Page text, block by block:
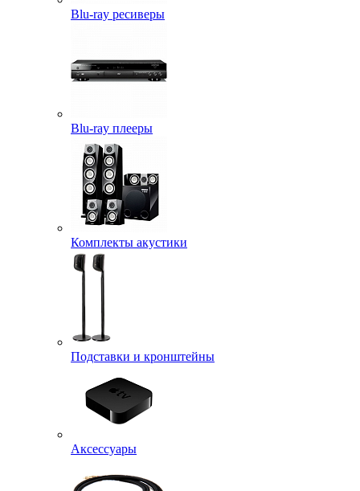
Blu-ray ресиверы
Blu-ray плееры
Комплекты акустики
Подставки и кронштейны
Аксессуары